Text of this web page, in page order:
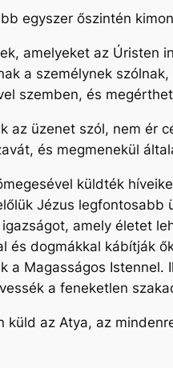
egyszer őszintén
amelyeket az Úristen
a személynek
szemben, és
az üzenet szól, nem ér
és megmenekül
küldték
Jézus
amely életet
dogmákkal kábítják
Magasságos
a feneketlen
küld az Atya, az